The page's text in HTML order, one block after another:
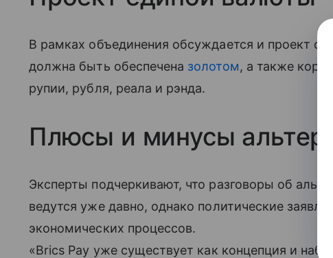
В рамках объединения обсуждается и проект
должна быть обеспечена золотом, а также
рупии, рубля, реала и рэнда.
Плюсы и минусы
Эксперты подчеркивают, что разговоры об
ведутся уже давно, однако политические
экономических процессов.
«Brics Pay уже существует как концепция и